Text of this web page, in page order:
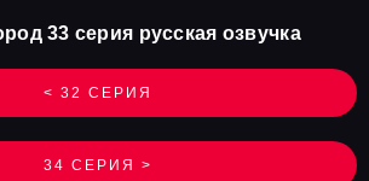
< 32 СЕРИЯ
33 серия русская озвучка
34 СЕРИЯ >